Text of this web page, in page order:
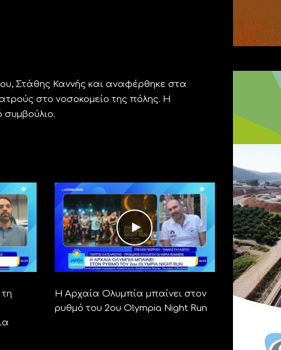
Στάθης Καννής και αναφέρθηκε στα
στο νοσοκομείο της πόλης. Η
Η Αρχαία Ολυμπία μπαίνει στον
ρυθμό του 2ου Olympia Night Run